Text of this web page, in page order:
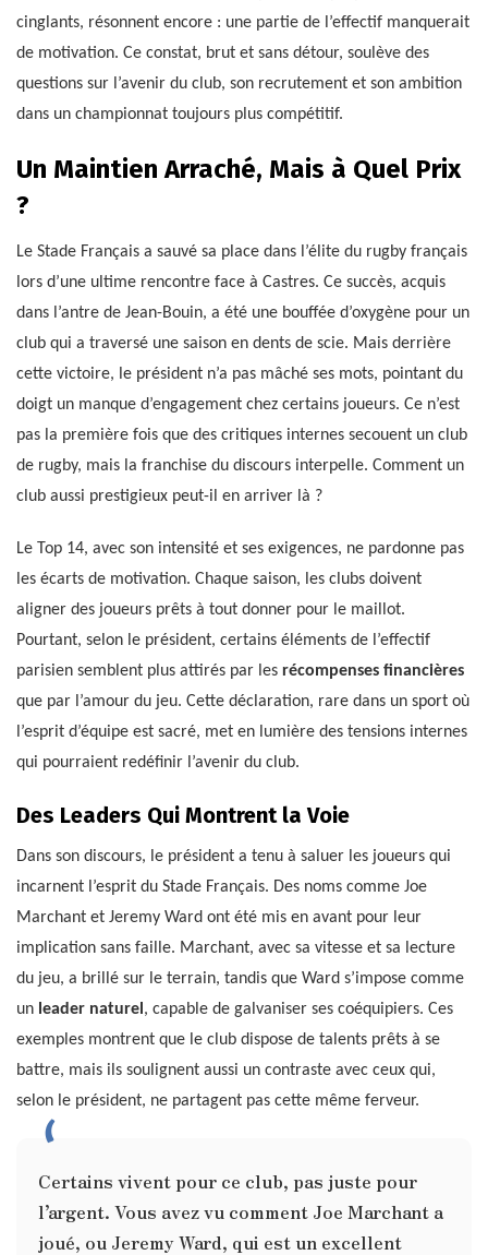
cinglants, résonnent encore : une partie de l’effectif manquerait
de motivation. Ce constat, brut et sans détour, soulève des
questions sur l’avenir du club, son recrutement et son ambition
dans un championnat toujours plus compétitif.
Un Maintien Arraché, Mais à Quel Prix
?
Le Stade Français a sauvé sa place dans l’élite du rugby français
lors d’une ultime rencontre face à Castres. Ce succès, acquis
dans l’antre de Jean-Bouin, a été une bouffée d’oxygène pour un
club qui a traversé une saison en dents de scie. Mais derrière
cette victoire, le président n’a pas mâché ses mots, pointant du
doigt un manque d’engagement chez certains joueurs. Ce n’est
pas la première fois que des critiques internes secouent un club
de rugby, mais la franchise du discours interpelle. Comment un
club aussi prestigieux peut-il en arriver là ?
Le Top 14, avec son intensité et ses exigences, ne pardonne pas
les écarts de motivation. Chaque saison, les clubs doivent
aligner des joueurs prêts à tout donner pour le maillot.
Pourtant, selon le président, certains éléments de l’effectif
parisien semblent plus attirés par les récompenses financières
que par l’amour du jeu. Cette déclaration, rare dans un sport où
l’esprit d’équipe est sacré, met en lumière des tensions internes
qui pourraient redéfinir l’avenir du club.
Des Leaders Qui Montrent la Voie
Dans son discours, le président a tenu à saluer les joueurs qui
incarnent l’esprit du Stade Français. Des noms comme Joe
Marchant et Jeremy Ward ont été mis en avant pour leur
implication sans faille. Marchant, avec sa vitesse et sa lecture
du jeu, a brillé sur le terrain, tandis que Ward s’impose comme
un leader naturel , capable de galvaniser ses coéquipiers. Ces
exemples montrent que le club dispose de talents prêts à se
battre, mais ils soulignent aussi un contraste avec ceux qui,
selon le président, ne partagent pas cette même ferveur.
Certains vivent pour ce club, pas juste pour
l’argent. Vous avez vu comment Joe Marchant a
joué, ou Jeremy Ward, qui est un excellent